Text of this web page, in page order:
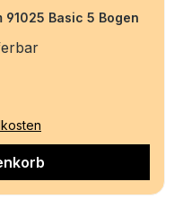
91025 Basic 5 Bogen